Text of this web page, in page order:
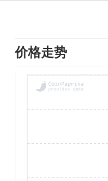
价格走势